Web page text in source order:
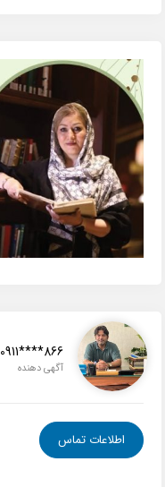
0911****866
آگهی دهنده
اطلاعات تماس